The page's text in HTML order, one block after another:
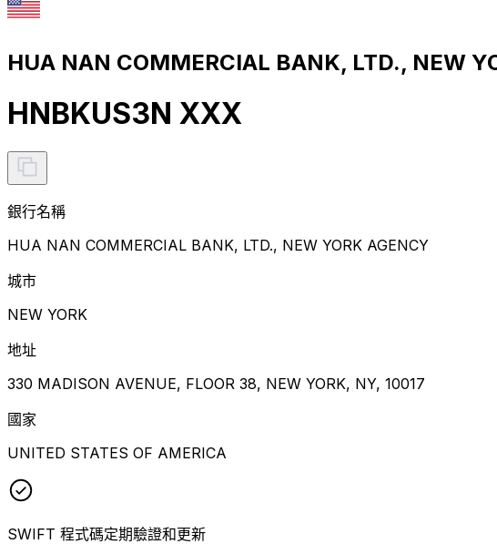
HUA NAN COMMERCIAL BANK, LTD., NEW
HNBKUS3N XXX
銀行名稱
HUA NAN COMMERCIAL BANK, LTD., NEW YORK AGENCY
城市
NEW YORK
地址
330 MADISON AVENUE, FLOOR 38, NEW YORK, NY, 10017
國家
UNITED STATES OF AMERICA
SWIFT 程式碼定期驗證和更新